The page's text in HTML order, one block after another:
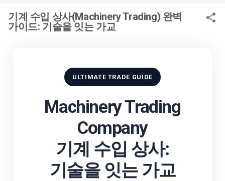
기계 수입 상사(Machinery Trading) 완벽
가이드: 기술을 잇는 가교
ULTIMATE TRADE GUIDE
Machinery Trading
Company
기계 수입 상사:
기술을 잇는 가교